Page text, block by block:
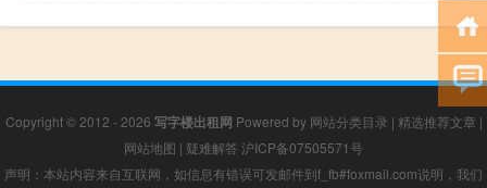
Copyright © 2012 - 2026 写字楼出租网 Powered by 网站分类目录 | 精选推荐文章 |
网站地图 | 疑难解答 沪ICP备07505571号
声明：本站内容来自互联网，如信息有错误可发邮件到f_fb#foxmail.com说明，我们